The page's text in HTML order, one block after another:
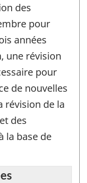
des
pour
années
une révision
pour
de nouvelles
révision de la
des
la base de